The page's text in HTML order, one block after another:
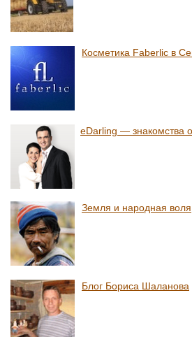
Косметика Faberlic в
eDarling — знакомства
Земля и народная воля
Блог Бориса Шаланова